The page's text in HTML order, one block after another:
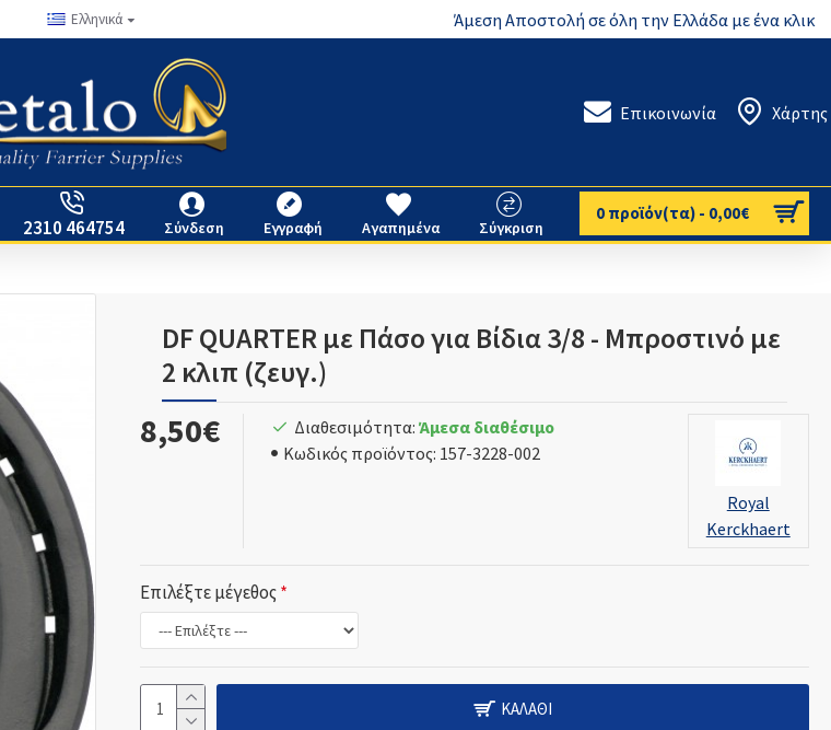
Ελληνικά Άμεση Αποστολή σε όλη την Ελλάδα με ένα κλικ
Επικοινωνία Χάρτης
2310 464754 Σύνδεση Εγγραφή Αγαπημένα Σύγκριση
0 προϊόν(τα) - 0,00€
DF QUARTER με Πάσο για Βίδια 3/8 - Μπροστινό με
2 κλιπ (ζευγ.)
8,50€ Διαθεσιμότητα: Άμεσα διαθέσιμο
Κωδικός προϊόντος: 157-3228-002
Royal
Kerckhaert
Επιλέξτε μέγεθος
ΚΑΛΆΘΙ